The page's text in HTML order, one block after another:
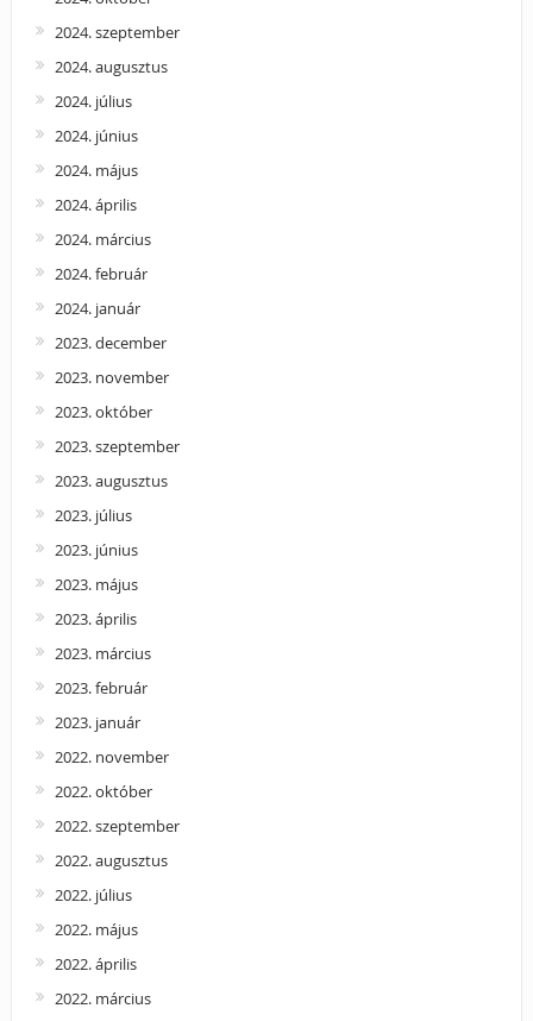
2024. szeptember
2024. augusztus
2024. július
2024. június
2024. május
2024. április
2024. március
2024. február
2024. január
2023. december
2023. november
2023. október
2023. szeptember
2023. augusztus
2023. július
2023. június
2023. május
2023. április
2023. március
2023. február
2023. január
2022. november
2022. október
2022. szeptember
2022. augusztus
2022. július
2022. május
2022. április
2022. március